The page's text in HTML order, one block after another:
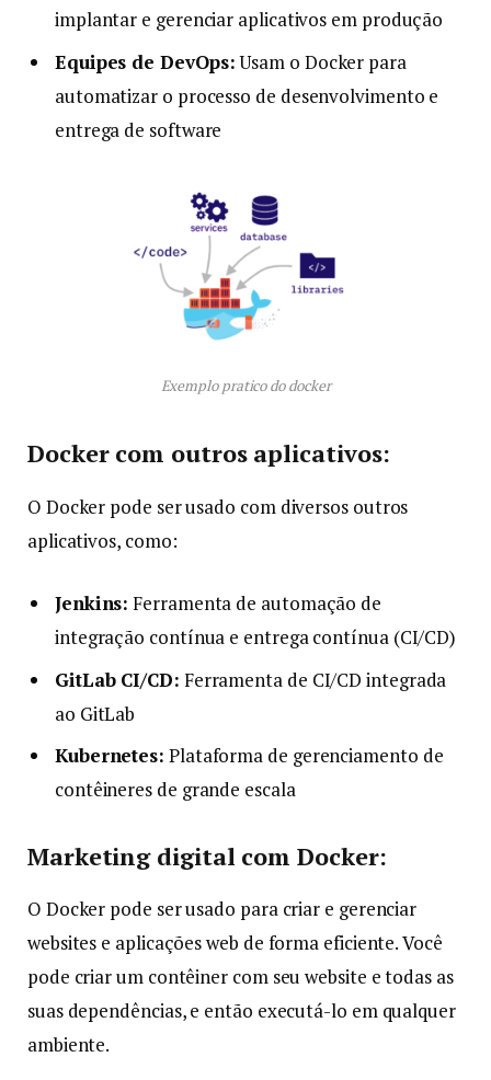
implantar e gerenciar aplicativos em produção
Equipes de DevOps:Usam o Docker para
automatizar o processo de desenvolvimento e
entrega de software
Exemplo pratico do docker
Docker com outros aplicativos:
O Docker pode ser usado com diversos outros
aplicativos, como:
Jenkins: Ferramenta de automação de
integração contínua e entrega contínua (CI/CD)
GitLab CI/CD: Ferramenta de CI/CD integrada
ao GitLab
Kubernetes: Plataforma de gerenciamento de
contêineres de grande escala
Marketing digital com Docker:
O Docker pode ser usado para criar e gerenciar
websites e aplicações web de forma eficiente. Você
pode criar um contêiner com seu website e todas as
suas dependências, e então executá-lo em qualquer
ambiente.